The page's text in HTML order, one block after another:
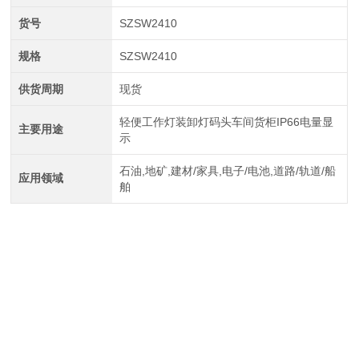
货号 SZSW2410
规格 SZSW2410
供货周期 现货
主要用途
轻便工作灯装卸灯码头车间货柜IP66电量显
示
应用领域
石油,地矿,建材/家具,电子/电池,道路/轨道/船
舶